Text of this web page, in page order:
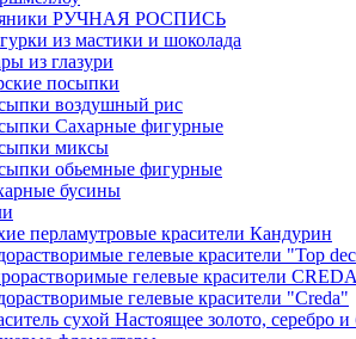
РУЧНАЯ РОСПИСЬ
из мастики и шоколада
из глазури
посыпки
воздушный рис
Сахарные фигурные
миксы
обьемные фигурные
бусины
перламутровые красители Кандурин
гелевые красители "Top
гелевые красители CREDA
гелевые красители "Creda"
сухой Настоящее золото, серебро и